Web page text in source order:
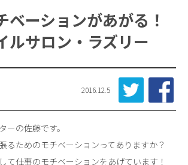
ベーションがあがる！
ルサロン・ラズリー
2016.12.5
ーの佐藤です。
るためのモチベーションってありますか？
て仕事のモチベーションをあげています！